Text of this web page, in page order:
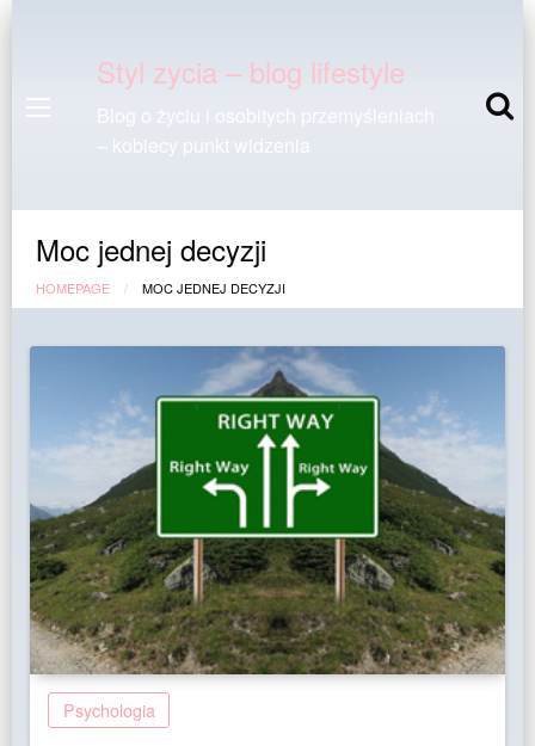
Styl zycia – blog lifestyle
– kobiecy punkt widzenia
Moc jednej decyzji
HOMEPAGE MOC JEDNEJ DECYZJI
Psychologia